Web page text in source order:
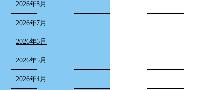
2026年8月
2026年7月
2026年6月
2026年5月
2026年4月